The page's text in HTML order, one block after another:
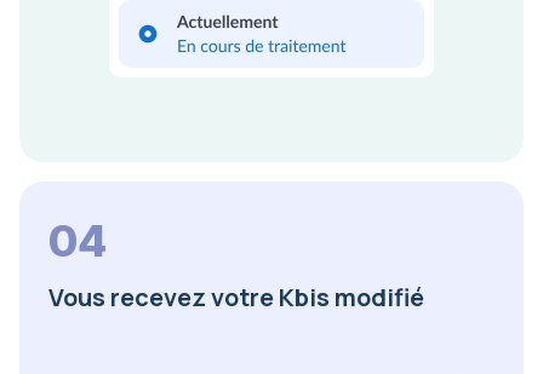
04
Vous recevez votre Kbis modifié